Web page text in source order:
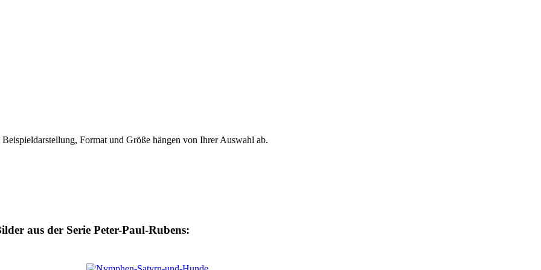
Beispieldarstellung, Format und Größe hängen von Ihrer Auswahl ab.
aus der Serie Peter-Paul-Rubens: